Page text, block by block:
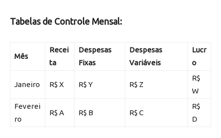
Tabelas de Controle Mensal:
Mês
Recei
ta
Despesas
Fixas
Despesas
Variáveis
Lucr
o
Janeiro R$ X R$ Y R$ Z
R$
W
Feverei
ro
R$ A R$ B R$ C
R$
D